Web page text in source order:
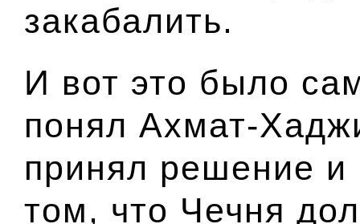
закабалить.
И вот это было
понял Ахмат-
принял решение
том, что Чечня